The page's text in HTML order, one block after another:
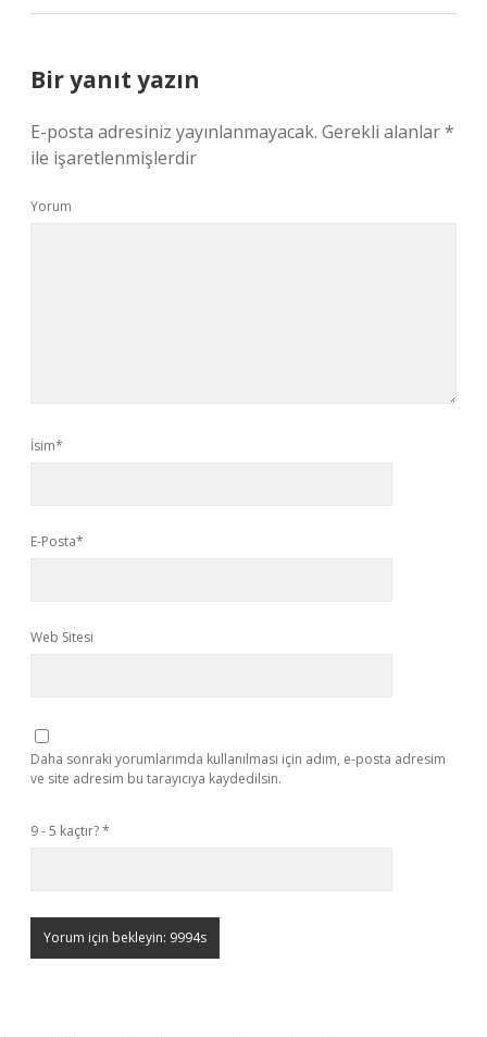
Bir yanıt yazın
E-posta adresiniz yayınlanmayacak. Gerekli alanlar*
ile işaretlenmişlerdir
Yorum
İsim*
E-Posta*
Web Sitesi
Daha sonraki yorumlarımda kullanılması için adım, e-posta adresim
ve site adresim bu tarayıcıya kaydedilsin.
9 - 5 kaçtır?*